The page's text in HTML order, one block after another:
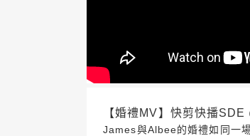
【婚禮MV】快剪快播
James與Albee的婚禮如同一